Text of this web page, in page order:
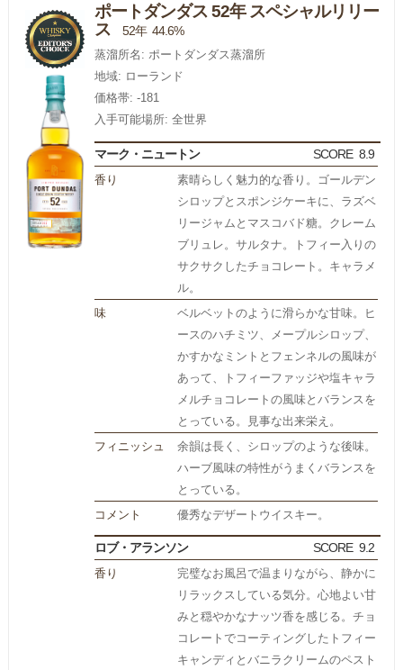
ポートダンダス 52年 スペシャルリリー
ス
52年 44.6%
蒸溜所名: ポートダンダス蒸溜所
地域: ローランド
価格帯: -181
入手可能場所: 全世界
マーク・ニュートン SCORE 8.9
香り
素晴らしく魅力的な香り。ゴールデン
シロップとスポンジケーキに、ラズベ
リージャムとマスコバド糖。クレーム
ブリュレ。サルタナ。トフィー入りの
サクサクしたチョコレート。キャラメ
ル。
味
ベルベットのように滑らかな甘味。ヒ
ースのハチミツ、メープルシロップ、
かすかなミントとフェンネルの風味が
あって、トフィーファッジや塩キャラ
メルチョコレートの風味とバランスを
とっている。見事な出来栄え。
フィニッシュ
余韻は長く、シロップのような後味。
ハーブ風味の特性がうまくバランスを
とっている。
コメント
優秀なデザートウイスキー。
ロブ・アランソン SCORE 9.2
香り
完璧なお風呂で温まりながら、静かに
リラックスしている気分。心地よい甘
みと穏やかなナッツ香を感じる。チョ
コレートでコーティングしたトフィー
キャンディとバニラクリームのペスト